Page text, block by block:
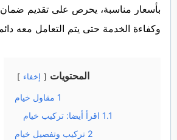
بأسعار مناسبة، يحرص على تقديم
وكفاءة الخدمة حتى يتم التعامل معه
المحتويات إخفاء
1 مقاول خيام
1.1 اقرأ أيضا: تركيب خيام
2 تركيب وتفصيل خيام